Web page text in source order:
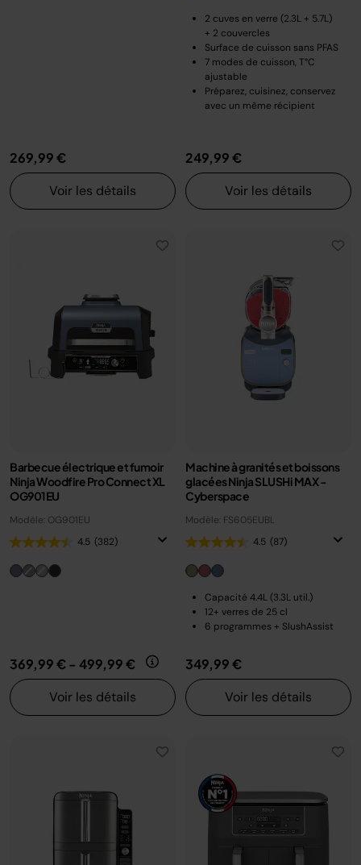
269,99 €
Voir les détails
2 cuves en verre (2.3L + 5.7L)
+ 2 couvercles
Surface de cuisson sans PFAS
7 modes de cuisson, T°C
ajustable
Préparez, cuisinez, conservez
avec un même récipient
249,99 €
Voir les détails
Barbecue électrique et fumoir
Ninja Woodfire Pro Connect XL
OG901EU
Modèle: OG901EU
4.5 (382)
369,99 €- 499,99 €
Voir les détails
Machine à granités et boissons
glacées Ninja SLUSHi MAX -
Cyberspace
Modèle: FS605EUBL
4.5 (87)
Capacité 4.4L (3.3L util.)
12+ verres de 25 cl
6 programmes + SlushAssist
349,99 €
Voir les détails